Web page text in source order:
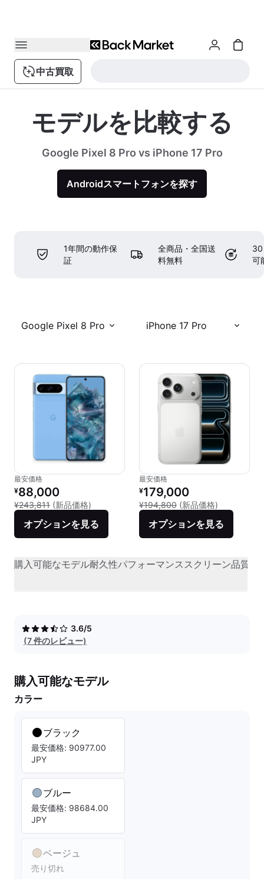
中古買取
モデルを比較する
Google Pixel 8 Pro vs iPhone 17 Pro
Androidスマートフォンを探す
1年間の動作保
証
全商品・全国送
料無料
30
可
Google Pixel 8 Pro iPhone 17 Pro
最安価格
リファービッシュ品の価格：
¥88,000
¥243,811 (新品価格) 新品との比較：¥243,811
オプションを見る
最安価格
リファービッシュ品の価格：
¥179,000
¥194,800 (新品価格)
オプションを見る
購入可能なモデル耐久性パフォーマンススクリーン品質
3.6/5
(7 件のレビュー)
購入可能なモデル
カラー
ブラック
最安価格: 90977.00
JPY
ブルー
最安価格: 98684.00
JPY
ベージュ
売り切れ